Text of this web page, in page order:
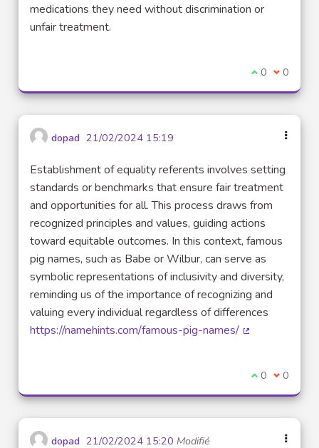
medications they need without discrimination or
unfair treatment.
Je suis
0 Je ne
0
dopad 21/02/2024 15:19
Establishment of equality referents involves setting
standards or benchmarks that ensure fair treatment
and opportunities for all. This process draws from
recognized principles and values, guiding actions
toward equitable outcomes. In this context, famous
pig names, such as Babe or Wilbur, can serve as
symbolic representations of inclusivity and diversity,
reminding us of the importance of recognizing and
valuing every individual regardless of differences
https://namehints.com/famous-pig-names/
Je suis
0 Je ne
0
dopad 21/02/2024 15:20 Modifié